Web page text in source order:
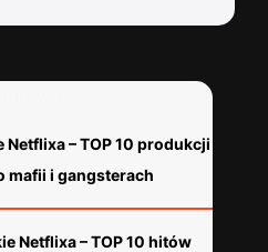
– TOP 10 produkcji
mafii i gangsterach
Netflixa – TOP 10 hitów